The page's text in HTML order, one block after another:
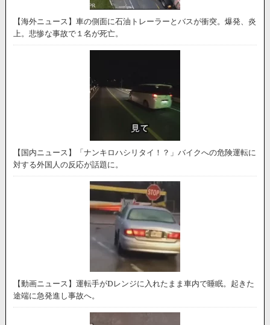
【海外ニュース】車の側面に石油トレーラーとバスが衝突。爆発、炎
上。悲惨な事故で１名が死亡。
【国内ニュース】「ナンキロハシリタイ！？」バイクへの危険運転に
対する外国人の反応が話題に。
【動画ニュース】運転手がDレンジに入れたまま車内で睡眠。起きた
途端に急発進し事故へ。